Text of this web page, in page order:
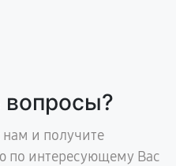
вопросы?
и получите
по интересующему Вас